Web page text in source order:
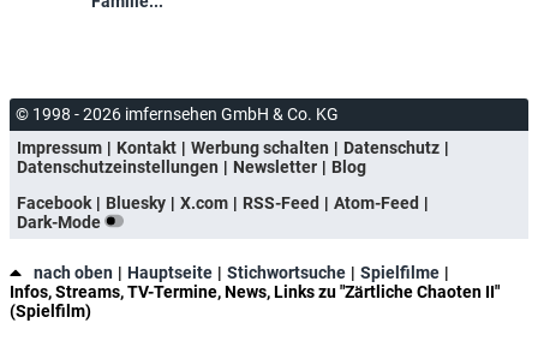
© 1998 - 2026 imfernsehen GmbH & Co. KG
Impressum
Kontakt Werbung schalten
Datenschutz
Datenschutzeinstellungen
Newsletter
Blog
Facebook
Bluesky X.com RSS-Feed
Atom-Feed
Dark-Mode
nach oben Hauptseite Stichwortsuche
Spielfilme
Infos, Streams, TV-Termine, News, Links zu "Zärtliche Chaoten II"
(Spielfilm)